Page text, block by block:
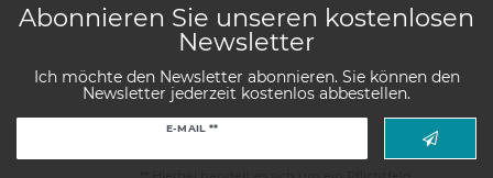
Abonnieren Sie unseren kostenlosen
Newsletter
Ich möchte den Newsletter abonnieren. Sie können den
Newsletter jederzeit kostenlos abbestellen.
E-MAIL **